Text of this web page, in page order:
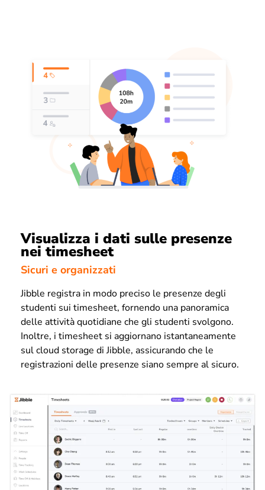
Visualizza i dati sulle presenze
nei timesheet
Sicuri e organizzati
Jibble registra in modo preciso le presenze degli
studenti sui timesheet, fornendo una panoramica
delle attività quotidiane che gli studenti svolgono.
Inoltre, i timesheet si aggiornano istantaneamente
sul cloud storage di Jibble, assicurando che le
registrazioni delle presenze siano sempre al sicuro.